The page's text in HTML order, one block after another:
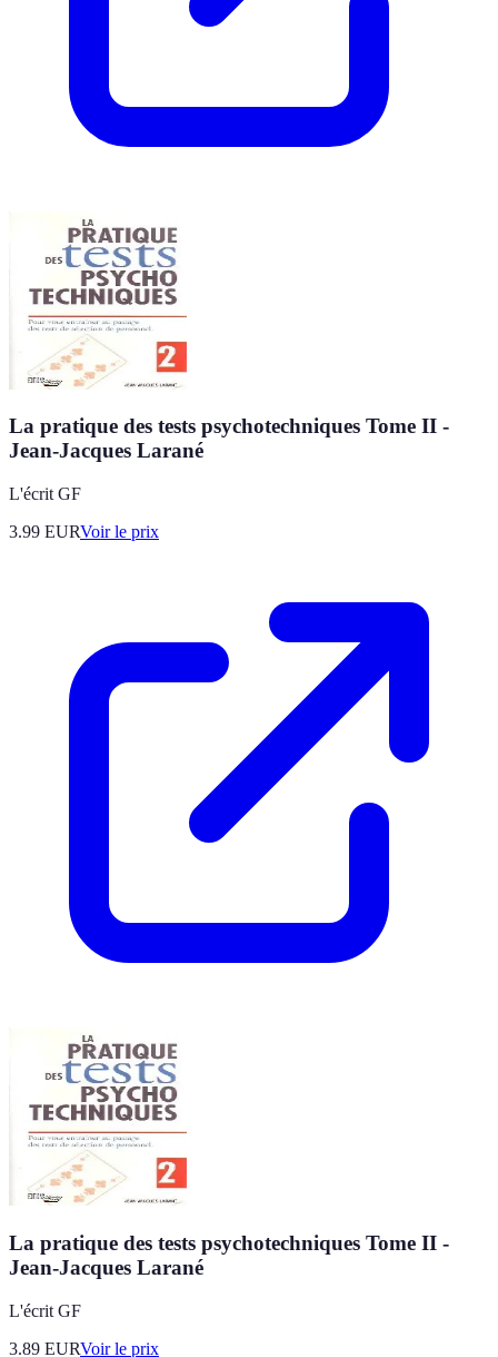
La pratique des tests psychotechniques Tome II -
Jean-Jacques Larané
L'écrit GF
3.99 EURVoir le prix
La pratique des tests psychotechniques Tome II -
Jean-Jacques Larané
L'écrit GF
3.89 EURVoir le prix